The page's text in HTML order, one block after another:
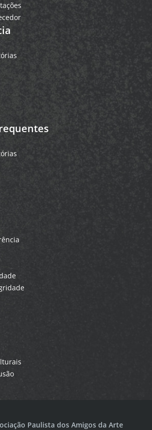
Paulista dos Amigos da Arte